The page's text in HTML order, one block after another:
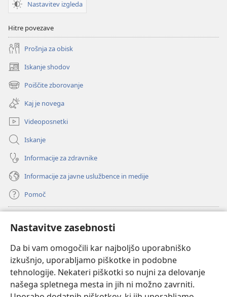
Nastavitve zasebnosti
Da bi vam omogočili kar najboljšo uporabniško
izkušnjo, uporabljamo piškotke in podobne
tehnologije. Nekateri piškotki so nujni za delovanje
našega spletnega mesta in jih ni možno zavrniti.
Nastavitev izgleda
Hitre povezave
Prošnja za obisk
Iskanje shodov
(odpre
novo
okno)
Poiščite zborovanje
(odpre
novo
okno)
Kaj je novega
Videoposnetki
Iskanje
Informacije za zdravnike
Informacije za javne uslužbence in medije
Pomoč
(odpre
novo
okno) Watchtowerjeva SPLETNA KNJIŽNICA™
(odpre
novo
okno) JW Hub
(odpre
novo
okno)JW Library